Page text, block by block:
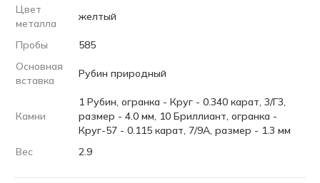
Цвет
металла
желтый
Пробы
585
Основная
вставка
Рубин природный
Камни
1 Рубин, огранка - Круг - 0.340 карат, 3/Г3,
размер - 4.0 мм, 10 Бриллиант, огранка -
Круг-57 - 0.115 карат, 7/9А, размер - 1.3 мм
Вес
2.9